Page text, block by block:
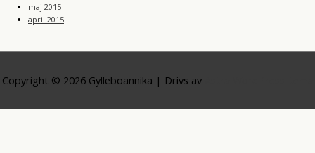
maj 2015
april 2015
Copyright © 2026 Gylleboannika | Drivs av